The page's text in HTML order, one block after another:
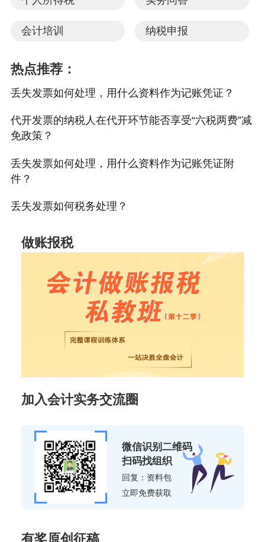
会计培训 纳税申报
热点推荐：
丢失发票如何处理，用什么资料作为记账凭证？
代开发票的纳税人在代开环节能否享受“六税两费”减
免政策？
丢失发票如何处理，用什么资料作为记账凭证附
件？
丢失发票如何税务处理？
做账报税
加入会计实务交流圈
微信识别二维码
扫码找组织
回复：资料包
立即免费获取
有奖原创征稿